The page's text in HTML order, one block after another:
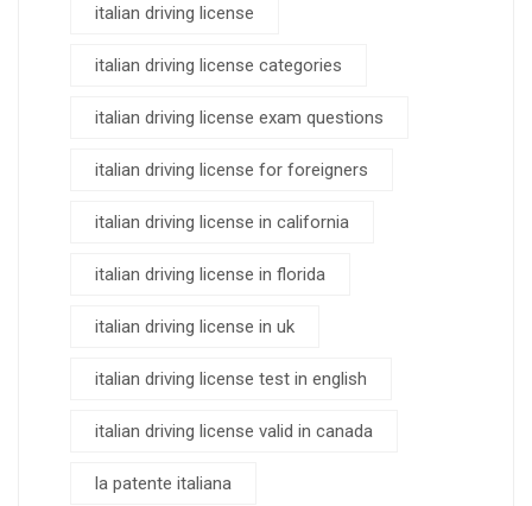
italian driving license
italian driving license categories
italian driving license exam questions
italian driving license for foreigners
italian driving license in california
italian driving license in florida
italian driving license in uk
italian driving license test in english
italian driving license valid in canada
la patente italiana